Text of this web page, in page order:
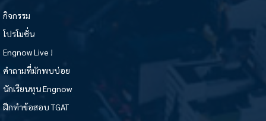
กิจกรรม
โปรโมชั่น
Engnow Live !
คำถามที่มักพบบ่อย
นักเรียนทุน Engnow
ฝึกทำข้อสอบ TGAT